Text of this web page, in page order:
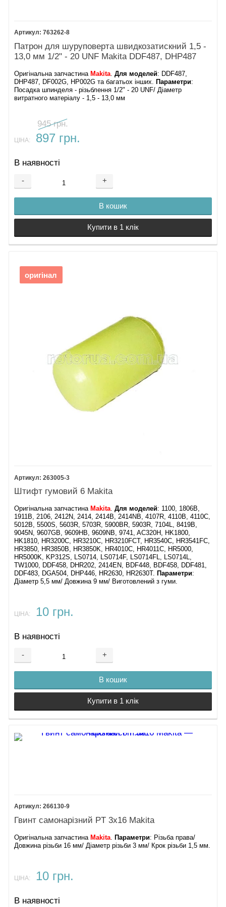
Акумулятор 18
V 3.0 А/ч
Акумулятор 18
V 4.0 А/ч
Акумулятор 18
V 5.0 А/ч
763262-8
Патрон для шуруповерта швидкозатискний 1,5 -
13,0 мм 1/2" - 20 UNF Makita DDF487, DHP487
Оригінальна запчастина Makita .Для моделей: DDF487,
DHP487, DF002G, HP002G та багатьох інших.
Параметри:
Посадка шпинделя - різьблення 1/2" - 20 UNF/ Діаметр
витратного матеріалу - 1,5 - 13,0 мм
945 грн.
ЦІНА: 897 грн.
В наявності
- +
В кошик
Купити в 1 клік
оригінал
263005-3
Штифт гумовий 6 Makita
Оригінальна запчастина Makita.Для моделей: 1100, 1806B,
1911B, 2106, 2412N, 2414, 2414B, 2414NB, 4107R, 4110B, 4110C,
5012B, 5500S, 5603R, 5703R, 5900BR, 5903R, 7104L, 8419B,
9045N, 9607GB, 9609HB, 9609NB, 9741, AC320H, HK1800,
HK1810, HR3200C, HR3210C, HR3210FCT, HR3540C, HR3541FC,
HR3850, HR3850B, HR3850K, HR4010C, HR4011C, HR5000,
HR5000K, KP312S, LS0714, LS0714F, LS0714FL, LS0714L,
TW1000, DDF458, DHR202, 2414EN, BDF448, BDF458, DDF481,
DDF483, DGA504, DHP446, HR2630, HR2630T. Параметри:
Діаметр 5,5 мм/ Довжина 9 мм/ Виготовлений з гуми.
ЦІНА: 10 грн.
В наявності
- +
В кошик
Купити в 1 клік
266130-9
Гвинт самонарізний PT 3х16 Makita
Оригінальна запчастина Makita Параметри: Різьба права/
Довжина різьби 16 мм/ Діаметр різьби 3 мм/ Крок різьби 1,5 мм.
ЦІНА: 10 грн.
В наявності